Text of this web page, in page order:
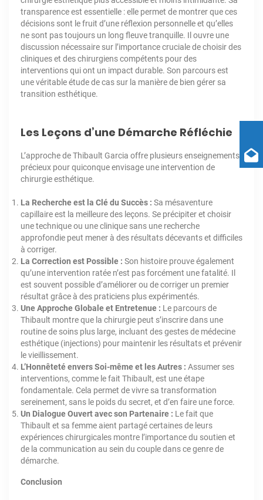
transparence est essentielle : elle permet de montrer que ces
décisions sont le fruit d’une réflexion personnelle et qu’elles
ne sont pas toujours un long fleuve tranquille. Il ouvre une
discussion nécessaire sur l’importance cruciale de choisir des
cliniques et des chirurgiens compétents pour des
interventions qui ont un impact durable. Son parcours est
une véritable étude de cas sur la manière de bien gérer sa
transition esthétique.
Les Leçons d’une Démarche Réfléchie
L’approche de Thibault Garcia offre plusieurs enseignements
précieux pour quiconque envisage une intervention de
chirurgie esthétique.
La Recherche est la Clé du Succès : Sa mésaventure
capillaire est la meilleure des leçons. Se précipiter et choisir
une technique ou une clinique sans une recherche
approfondie peut mener à des résultats décevants et difficiles
à corriger.
La Correction est Possible : Son histoire prouve également
qu’une intervention ratée n’est pas forcément une fatalité. Il
est souvent possible d’améliorer ou de corriger un premier
résultat grâce à des praticiens plus expérimentés.
Une Approche Globale et Entretenue : Le parcours de
Thibault montre que la chirurgie peut s’inscrire dans une
routine de soins plus large, incluant des gestes de médecine
esthétique (injections) pour maintenir les résultats et prévenir
le vieillissement.
L’Honnêteté envers Soi-même et les Autres : Assumer ses
interventions, comme le fait Thibault, est une étape
fondamentale. Cela permet de vivre sa transformation
sereinement, sans le poids du secret, et d’en faire une force.
Un Dialogue Ouvert avec son Partenaire : Le fait que
Thibault et sa femme aient partagé certaines de leurs
expériences chirurgicales montre l’importance du soutien et
de la communication au sein du couple dans ce genre de
démarche.
Conclusion